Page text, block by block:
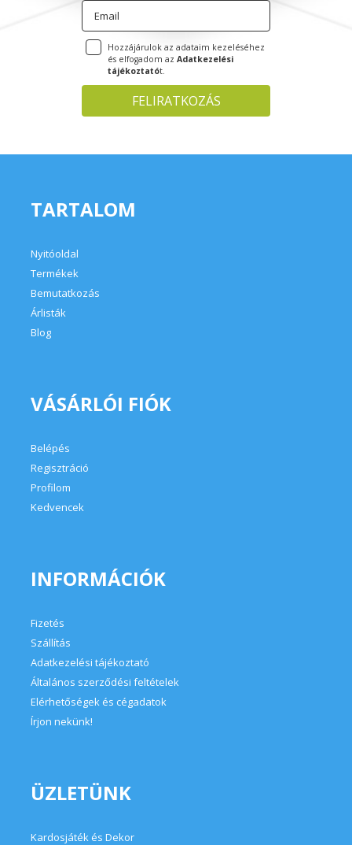
Hozzájárulok az adataim kezeléséhez
és elfogadom az Adatkezelési
tájékoztatót.
TARTALOM
Nyitóoldal
Termékek
Bemutatkozás
Árlisták
Blog
VÁSÁRLÓI FIÓK
Belépés
Regisztráció
Profilom
Kedvencek
INFORMÁCIÓK
Fizetés
Szállítás
Adatkezelési tájékoztató
Általános szerződési feltételek
Elérhetőségek és cégadatok
Írjon nekünk!
ÜZLETÜNK
Kardosjáték és Dekor